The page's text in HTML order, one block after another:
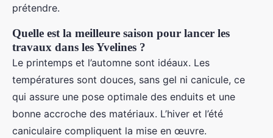
prétendre.
Quelle est la meilleure saison pour lancer les
travaux dans les Yvelines ?
Le printemps et l’automne sont idéaux. Les
températures sont douces, sans gel ni canicule, ce
qui assure une pose optimale des enduits et une
bonne accroche des matériaux. L’hiver et l’été
caniculaire compliquent la mise en œuvre.